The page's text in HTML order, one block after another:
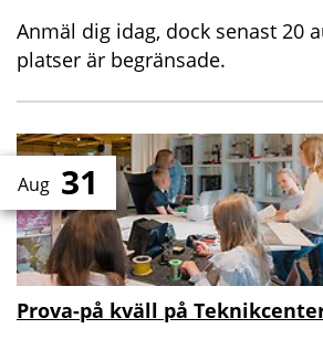
Anmäl dig idag, dock senast 20
platser är begränsade.
Aug 31
Prova-på kväll på